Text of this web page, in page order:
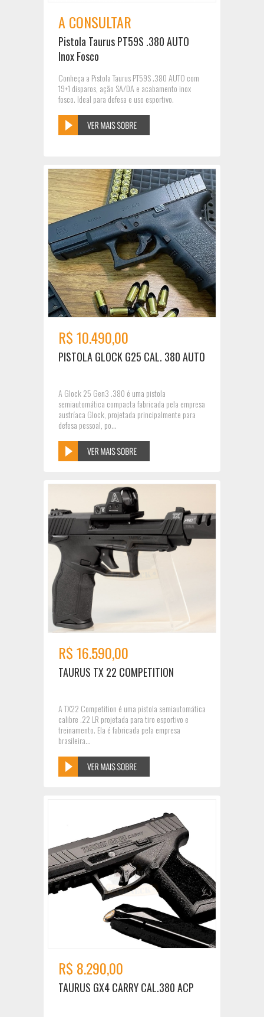
A CONSULTAR
Pistola Taurus PT59S .380 AUTO
Inox Fosco
Conheça a Pistola Taurus PT59S .380 AUTO com
19+1 disparos, ação SA/DA e acabamento inox
fosco. Ideal para defesa e uso esportivo.
R$ 10.490,00
PISTOLA GLOCK G25 CAL. 380 AUTO
A Glock 25 Gen3 .380 é uma pistola
semiautomática compacta fabricada pela empresa
austríaca Glock, projetada principalmente para
defesa pessoal, po...
R$ 16.590,00
TAURUS TX 22 COMPETITION
A TX22 Competition é uma pistola semiautomática
calibre .22 LR projetada para tiro esportivo e
treinamento. Ela é fabricada pela empresa
brasileira...
R$ 8.290,00
TAURUS GX4 CARRY CAL.380 ACP